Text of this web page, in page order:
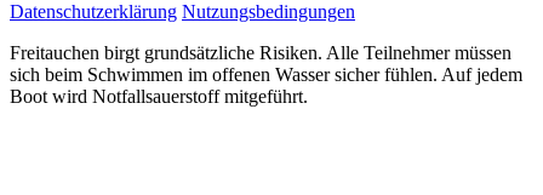
Datenschutzerklärung Nutzungsbedingungen
Freitauchen birgt grundsätzliche Risiken. Alle Teilnehmer müssen
sich beim Schwimmen im offenen Wasser sicher fühlen. Auf jedem
Boot wird Notfallsauerstoff mitgeführt.